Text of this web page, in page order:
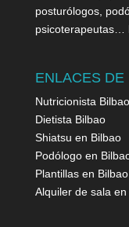
posturólogos,
psicoterapeutas…
ENLACES DE
Nutricionista Bilbao
Dietista Bilbao
Shiatsu en Bilbao
Podólogo en
Plantillas en Bilbao
Alquiler de sala en